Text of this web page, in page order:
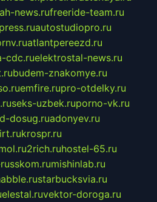
news.rufreeride-team.ru
autostudiopro.ru
atlantpereezd.ru
cdc.ruelektrostal-news.ru
budem-znakomye.ru
emfire.rupro-otdelky.ru
seks-uzbek.ruporno-vk.ru
dosug.ruadonyev.ru
krospr.ru
2rich.ruhostel-65.ru
mishinlab.ru
starbucksvia.ru
elestal.ruvektor-doroga.ru